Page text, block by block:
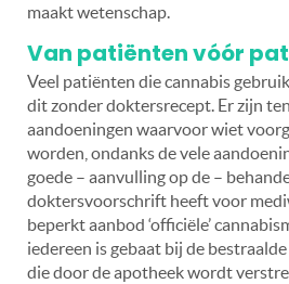
maakt wetenschap.
Van patiënten vóór
Veel patiënten die cannabis
dit zonder doktersrecept. Er zijn
aandoeningen waarvoor wiet
worden, ondanks de vele
goede – aanvulling op de –
doktersvoorschrift heeft voor
beperkt aanbod ‘officiële’
iedereen is gebaat bij de
die door de apotheek wordt